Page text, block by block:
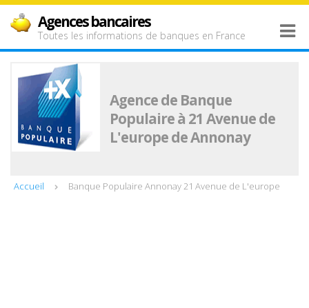
Agences bancaires
Toutes les informations de banques en France
Agence de Banque
Populaire à 21 Avenue de
L'europe de Annonay
Accueil Banque Populaire Annonay 21 Avenue de L'europe